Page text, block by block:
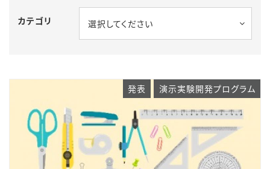
カテゴリ 選択してください
発表 演示実験開発プログラム